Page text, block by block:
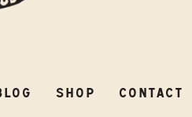
SHOP CONTACT